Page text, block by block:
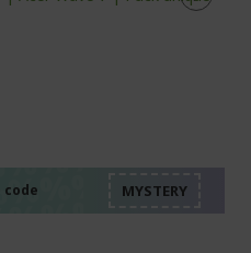
code